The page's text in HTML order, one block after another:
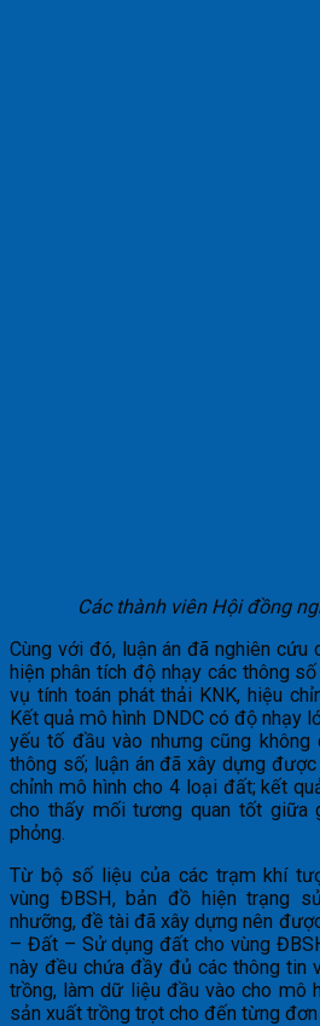
Các thành viên Hội đồng
Cùng với đó, luận án đã nghiên
hiện phân tích độ nhạy các thông
vụ tính toán phát thải KNK, hiệu
Kết quả mô hình DNDC có độ nhạy
yếu tố đầu vào nhưng cũng
thông số; luận án đã xây dựng
chỉnh mô hình cho 4 loại đất; kết
cho thấy mối tương quan tốt
phỏng.
Từ bộ số liệu của các trạm khí
vùng ĐBSH, bản đồ hiện trạng
nhưỡng, đề tài đã xây dựng nên
– Đất – Sử dụng đất cho vùng
này đều chứa đầy đủ các thông tin
trồng, làm dữ liệu đầu vào cho mô
sản xuất trồng trọt cho đến từng